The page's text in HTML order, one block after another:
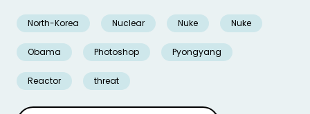
North-Korea Nuclear Nuke Nuke
Obama Photoshop Pyongyang
Reactor threat